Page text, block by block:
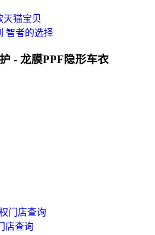
天猫宝贝
智者的选择
- 龙膜PPF隐形车衣
门店查询
店查询